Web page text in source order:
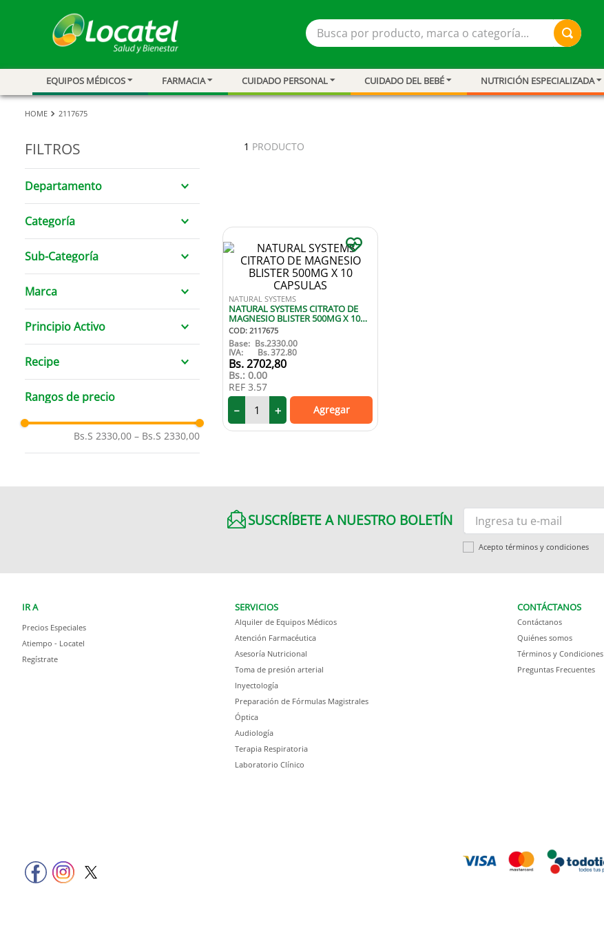
Busca por producto, marca o categoría...
EQUIPOS MÉDICOS FARMACIA CUIDADO PERSONAL CUIDADO DEL BEBÉ NUTRICIÓN ESPECIALIZADA
2117675
FILTROS
Departamento
Categoría
PRODUCTOS NATURALES
Sub-Categoría
Marca
Principio Activo
Recipe
Rangos de precio
Bs.S 2330,00 – Bs.S 2330,00
1 PRODUCTO
NATURAL SYSTEMS
NATURAL SYSTEMS CITRATO DE
MAGNESIO BLISTER 500MG X 10
CAPSULAS
COD:2117675
Base: Bs.2330.00
IVA: Bs.372.80
2702,80
Bs.: 0.00
REF3.57
＋
－ Agregar
SUSCRÍBETE A NUESTRO BOLETÍN
Acepto términos y condiciones
IR A
Precios Especiales
Atiempo - Locatel
Regístrate
SERVICIOS
Alquiler de Equipos Médicos
Atención Farmacéutica
Asesoría Nutricional
Toma de presión arterial
Inyectología
Preparación de Fórmulas Magistrales
Óptica
Audiología
Terapia Respiratoria
Laboratorio Clínico
CONTÁCTANOS
Contáctanos
Quiénes somos
Términos y Condiciones
Preguntas Frecuentes
miovit
protector solar
10. medias compresión